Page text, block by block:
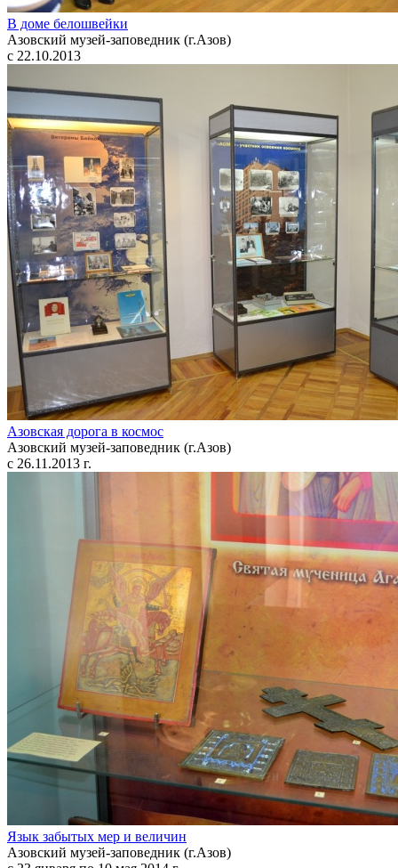
В доме белошвейки
Азовский музей-заповедник (г.Азов)
с 22.10.2013
Азовская дорога в космос
Азовский музей-заповедник (г.Азов)
с 26.11.2013 г.
Язык забытых мер и величин
Азовский музей-заповедник (г.Азов)